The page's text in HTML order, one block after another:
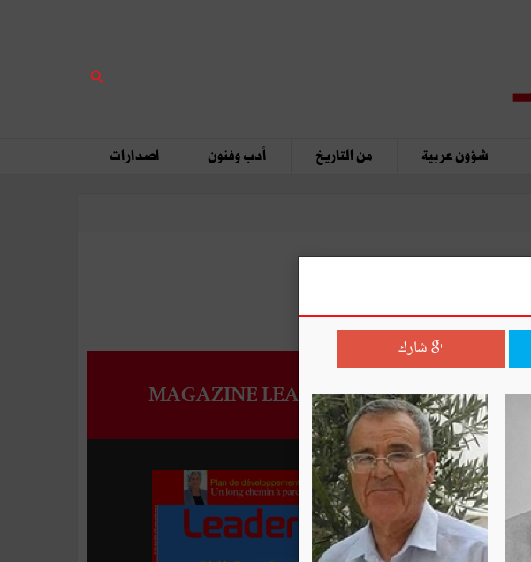
شؤون عربية من التاريخ أدب وفنون اصدارات
MAGAZINE LEADERS
شارك